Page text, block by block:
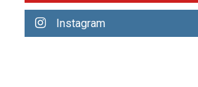
submarinas
Instagram